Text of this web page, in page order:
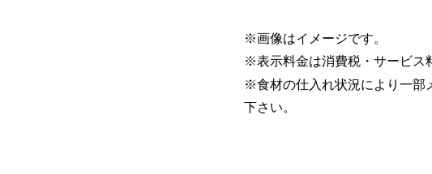
※画像はイメージです。
※表示料金は消費税・サービス
※食材の仕入れ状況により一部
下さい。